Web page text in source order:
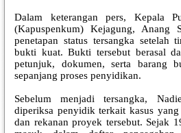
Dalam keterangan pers, Kepala
(Kapuspenkum) Kejagung, Anang
penetapan status tersangka setelah
bukti kuat. Bukti tersebut berasal
petunjuk, dokumen, serta barang
sepanjang proses penyidikan.
Sebelum menjadi tersangka,
diperiksa penyidik terkait kasus
dan rekanan proyek tersebut. Sejak